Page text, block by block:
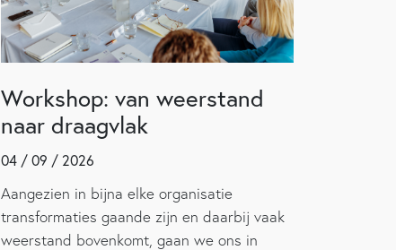
Workshop: van weerstand
naar draagvlak
04 / 09 / 2026
Aangezien in bijna elke organisatie
transformaties gaande zijn en daarbij vaak
weerstand bovenkomt, gaan we ons in